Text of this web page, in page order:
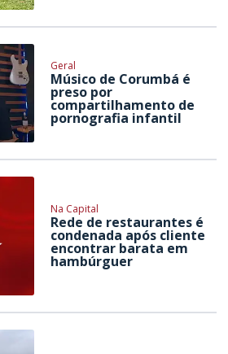
Geral
Músico de Corumbá é
preso por
compartilhamento de
pornografia infantil
Na Capital
Rede de restaurantes é
condenada após cliente
encontrar barata em
hambúrguer